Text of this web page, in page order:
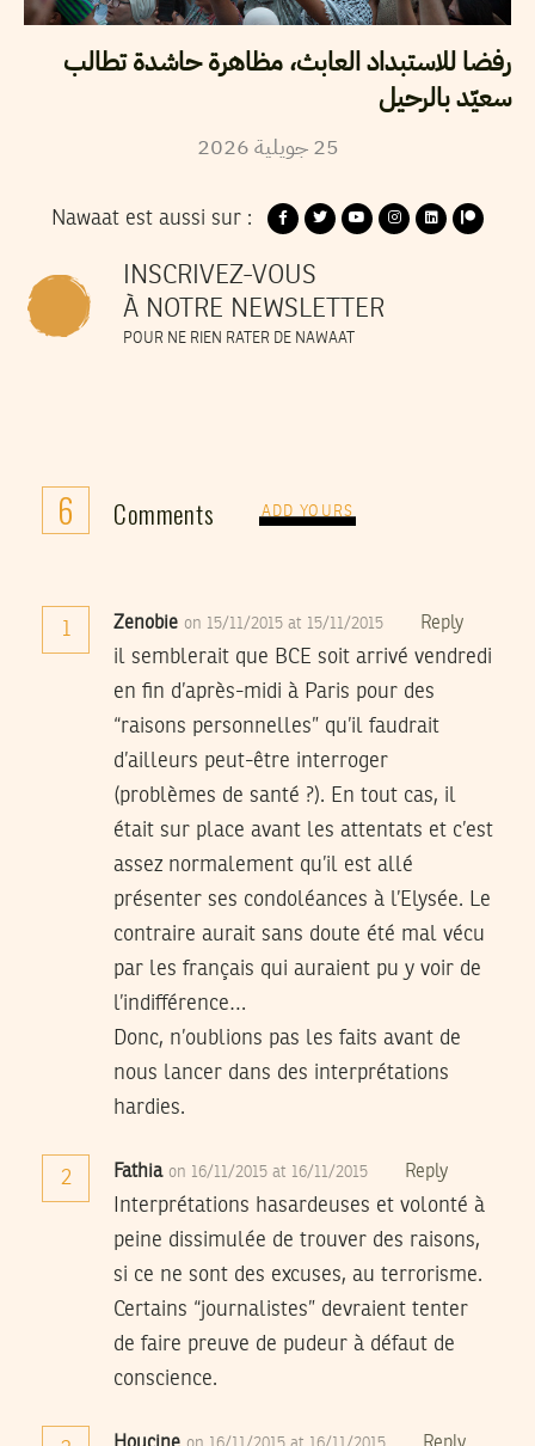
رفضا للاستبداد العابث، مظاهرة حاشدة تطالب
سعيّد بالرحيل
25 جويلية2026
Nawaat est aussi sur :
INSCRIVEZ-VOUS
À NOTRE NEWSLETTER
POUR NE RIEN RATER DE NAWAAT
6 Comments ADD YOURS
1 Zenobie on 15/11/2015 at 15/11/2015 Reply
il semblerait que BCE soit arrivé vendredi
en fin d’après-midi à Paris pour des
“raisons personnelles” qu’il faudrait
d’ailleurs peut-être interroger
(problèmes de santé ?). En tout cas, il
était sur place avant les attentats et c’est
assez normalement qu’il est allé
présenter ses condoléances à l’Elysée. Le
contraire aurait sans doute été mal vécu
par les français qui auraient pu y voir de
l’indifférence…
Donc, n’oublions pas les faits avant de
nous lancer dans des interprétations
hardies.
2 Fathia on 16/11/2015 at 16/11/2015 Reply
Interprétations hasardeuses et volonté à
peine dissimulée de trouver des raisons,
si ce ne sont des excuses, au terrorisme.
Certains “journalistes” devraient tenter
de faire preuve de pudeur à défaut de
conscience.